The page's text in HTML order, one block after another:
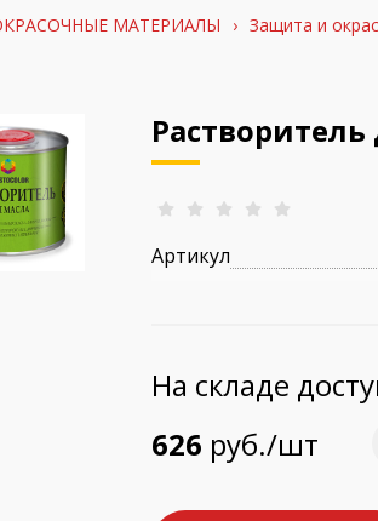
МАТЕРИАЛЫ › Защита и
Растворитель
Артикул
На складе
626 руб./шт